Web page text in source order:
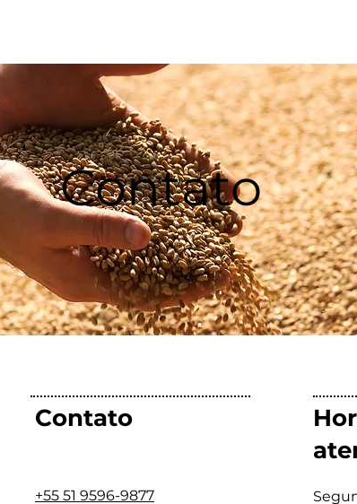
Contato
Contato
+55 51 9596-9877